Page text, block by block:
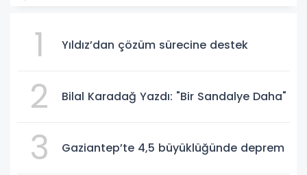
1 Yıldız’dan çözüm sürecine destek
2 Bilal Karadağ Yazdı: "Bir Sandalye Daha"
3 Gaziantep’te 4,5 büyüklüğünde deprem